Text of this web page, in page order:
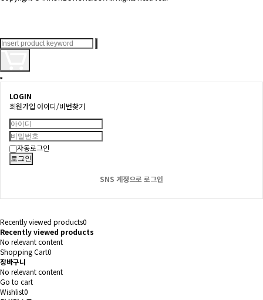
LOGIN
회원가입 아이디/비번찾기
자동로그인
로그인
SNS 계정으로 로그인
Recently viewed products0
Recently viewed products
No relevant content
Shopping Cart0
장바구니
No relevant content
Go to cart
Wishlist0